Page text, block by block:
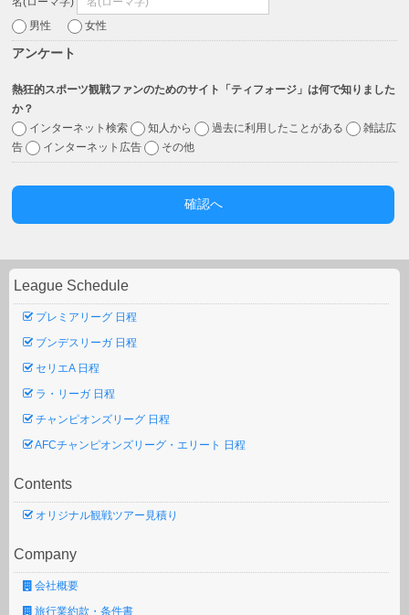
男性
女性
アンケート
熱狂的スポーツ観戦ファンのためのサイト「ティフォージ」は何で知りました
か？
インターネット検索
知人から 過去に利用したことがある
雑誌広
告
インターネット広告 その他
League Schedule
プレミアリーグ 日程
ブンデスリーガ 日程
セリエA 日程
ラ・リーガ 日程
チャンピオンズリーグ 日程
AFCチャンピオンズリーグ・エリート 日程
Contents
オリジナル観戦ツアー見積り
Company
会社概要
旅行業約款・条件書